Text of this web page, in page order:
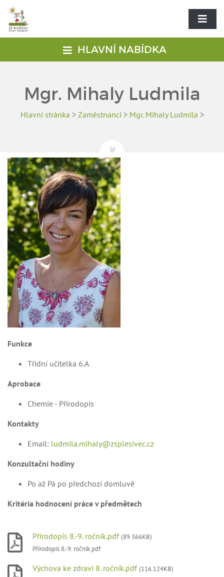
HLAVNÍ NABÍDKA
Mgr. Mihaly Ludmila
Hlavní stránka > Zaměstnanci > Mgr. Mihaly Ludmila >
Funkce
Třídní učitelka 6.A
Aprobace
Chemie - Přírodopis
Kontakty
Email: ludmila.mihaly@zsplesivec.cz
Konzultační hodiny
Po až Pá po předchozí domluvě
Kritéria hodnocení práce v předmětech
Přírodopis 8.-9. ročník.pdf (89.366KB)
Přírodopis 8.-9. ročník.pdf
Výchova ke zdraví 8. ročník.pdf (116.124KB)